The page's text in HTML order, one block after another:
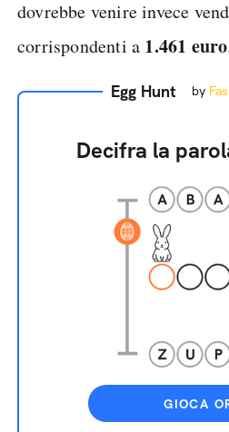
dovrebbe venire invece
corrispondenti a 1.461 euro
Egg Hunt by
Decifra la
GIOCA